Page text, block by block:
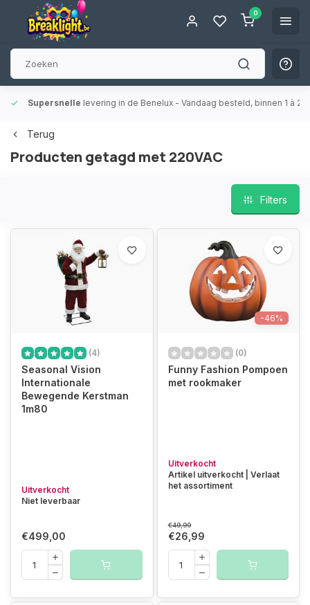
0
Supersnelle levering in de Benelux - Vandaag besteld, binnen 1 à 2
Terug
Producten getagd met 220VAC
Filters
(4)
Seasonal Vision
Internationale
Bewegende Kerstman
1m80
Uitverkocht
Niet leverbaar
€499,00
-46%
(0)
Funny Fashion Pompoen
met rookmaker
Uitverkocht
Artikel uitverkocht | Verlaat
het assortiment
€49,99
€26,99